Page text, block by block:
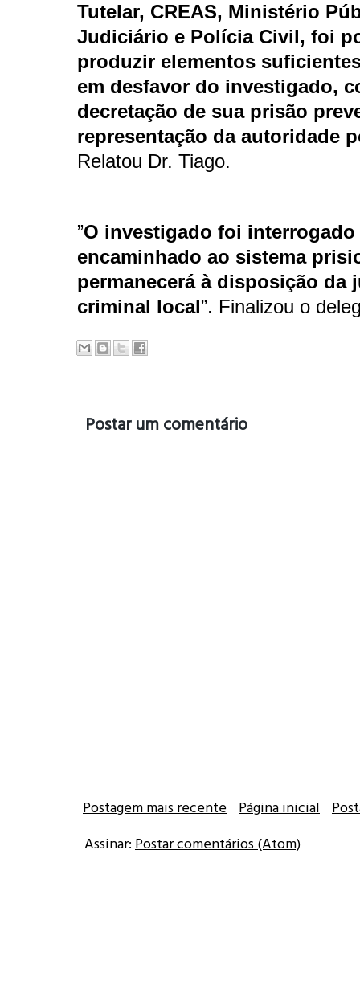
Tutelar, CREAS, Ministério
Judiciário e Polícia Civil, foi
produzir elementos
em desfavor do investigado,
decretação de sua prisão
representação da autoridade
Relatou Dr. Tiago.
”O investigado foi interrogado
encaminhado ao sistema
permanecerá à disposição da
criminal local”. Finalizou o
Postar um comentário
Postagem mais recente Página inicial
Assinar: Postar comentários (Atom)